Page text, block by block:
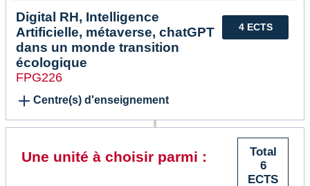
4 ECTS
Digital RH, Intelligence
Artificielle, métaverse, chatGPT
dans un monde transition
écologique
FPG226
Centre(s) d'enseignement
Total
6
ECTS
Une unité à choisir parmi :